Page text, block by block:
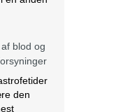
at
en
blod fra
og
ved